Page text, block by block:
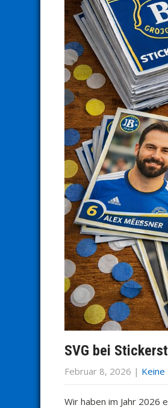
SVG bei
Februar 8, 2026 |
Wir haben im Jahr 2026